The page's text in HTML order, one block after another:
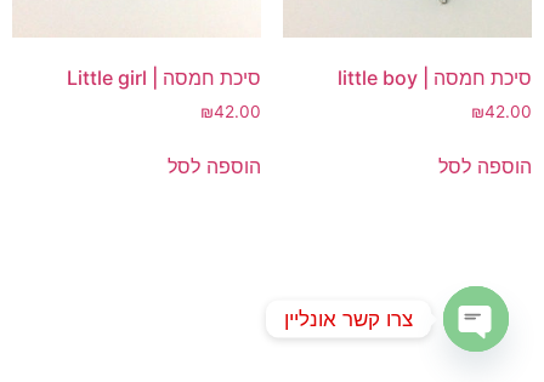
סיכת חמסה | little boy
₪42.00
הוספה לסל
סיכת חמסה | Little girl
₪42.00
הוספה לסל
צרו קשר אונליין